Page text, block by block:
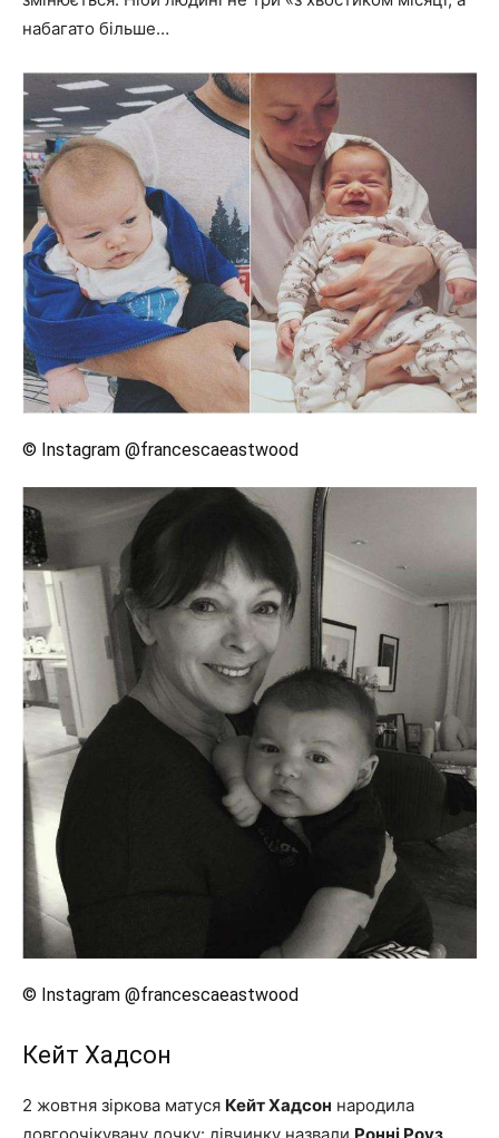
набагато більше…
© Instagram @francescaeastwood
© Instagram @francescaeastwood
Кейт Хадсон
2 жовтня зіркова матуся Кейт Хадсон народила